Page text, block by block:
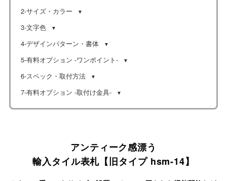
2-サイズ・カラー
3-文字色
4-デザインパターン・書体
5-有料オプション -ワンポイント-
6-スペック・取付方法
7-有料オプション -取付け金具-
アンティーク感漂う
輸入タイル表札【旧タイプ hsm-14】